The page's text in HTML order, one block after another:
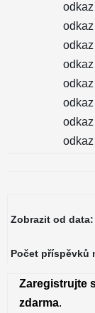
odkaz
odkaz
odkaz
odkaz
odkaz
odkaz
odkaz
odkaz
Zobrazit od data:
Počet příspěvků
Zaregistrujte
zdarma.